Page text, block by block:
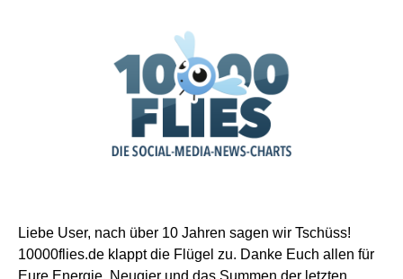
Liebe User, nach über 10 Jahren sagen wir Tschüss!
10000flies.de klappt die Flügel zu. Danke Euch allen für
Eure Energie, Neugier und das Summen der letzten